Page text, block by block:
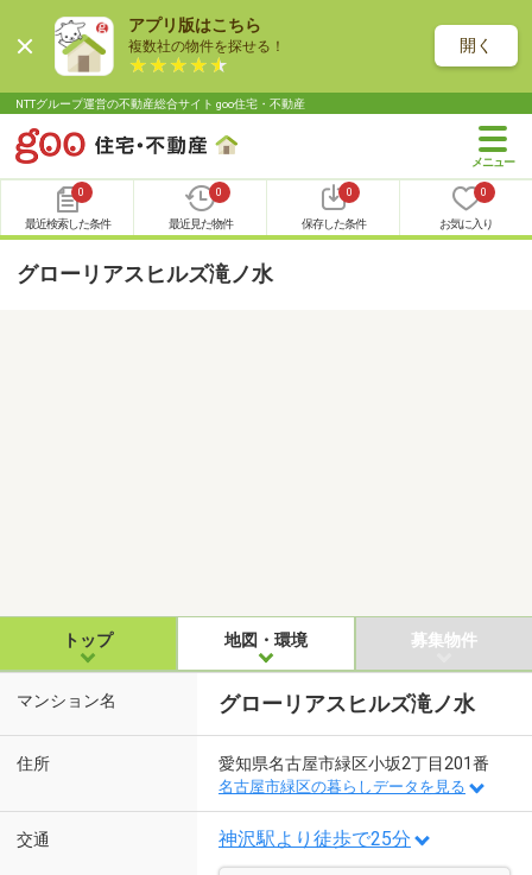
アプリ版はこちら
複数社の物件を探せる！ 開く
NTTグループ運営の不動産総合サイト goo住宅・不動産
0
最近検索した条件
0
最近見た物件
0
保存した条件
0
お気に入り
グローリアスヒルズ滝ノ水
トップ 地図・環境 募集物件
マンション名 グローリアスヒルズ滝ノ水
住所 愛知県名古屋市緑区小坂2丁目201番
名古屋市緑区の暮らしデータを見る
交通 神沢駅より徒歩で25分